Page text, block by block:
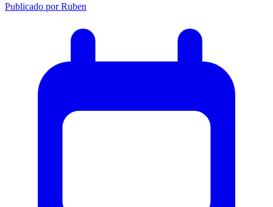
Publicado porRuben